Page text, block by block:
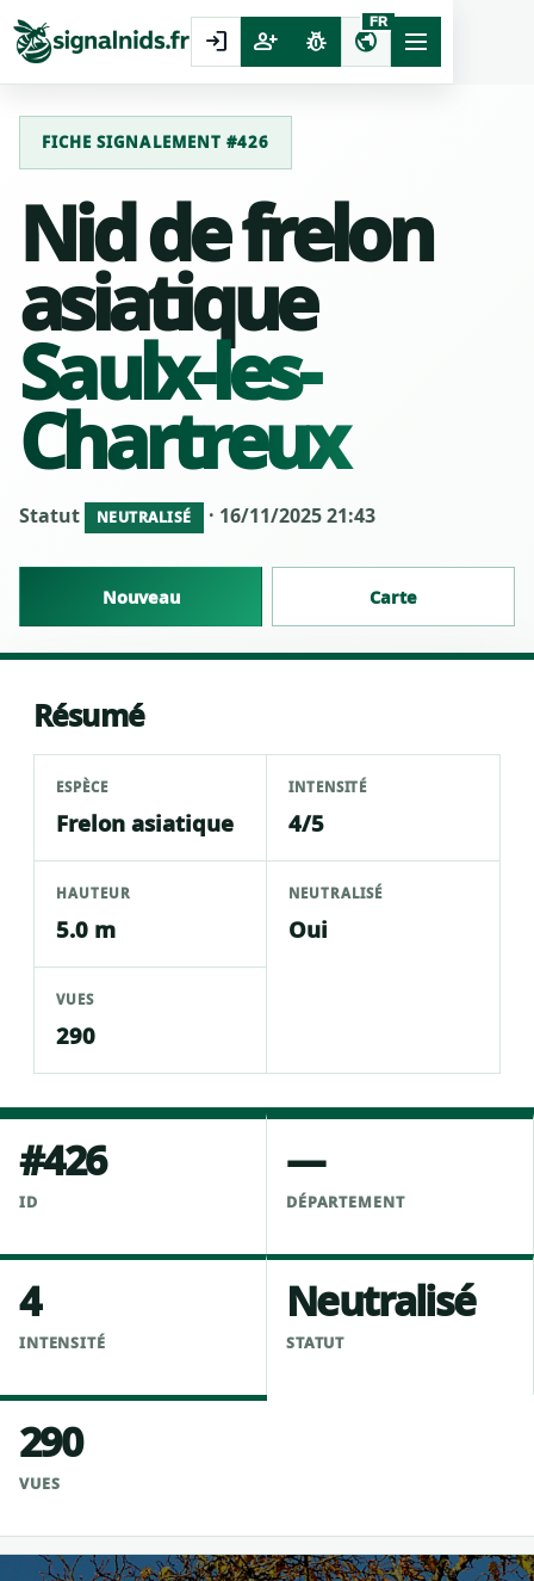
login person_add pest_control public
FR
FICHE SIGNALEMENT #426
Nid de frelon
asiatique
Saulx-les-
Chartreux
Statut NEUTRALISÉ · 16/11/2025 21:43
Nouveau Carte
Résumé
ESPÈCE
Frelon asiatique
INTENSITÉ
4/5
HAUTEUR
5.0 m
NEUTRALISÉ
Oui
VUES
290
#426
ID
—
DÉPARTEMENT
4
INTENSITÉ
Neutralisé
STATUT
290
VUES